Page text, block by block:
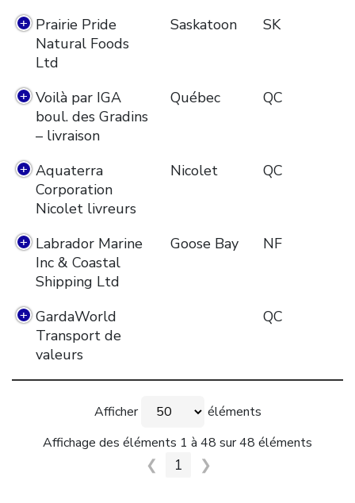
Prairie Pride
Natural Foods
Ltd
Saskatoon SK
Voilà par IGA
boul. des Gradins
– livraison
Québec QC
Aquaterra
Corporation
Nicolet livreurs
Nicolet QC
Labrador Marine
Inc & Coastal
Shipping Ltd
Goose Bay NF
GardaWorld
Transport de
valeurs
QC
Afficher
éléments
Affichage des éléments 1 à 48 sur 48 éléments
❮ 1 ❯